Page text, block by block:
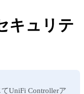
キュリテ
UniFi Controllerア